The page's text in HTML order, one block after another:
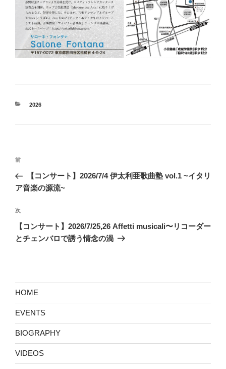
カ
2026
投
ナ
ゲ
ー
シ
前
の
投
前
【コンサート】2026/7/4 伊太利亜歌曲塾 vol.1 ~イタリ
ア音楽の源流~
次
の
投
次
【コンサート】2026/7/25,26 Affetti musicali〜リコーダー
とチェンバロで誘う情念の渦
HOME
EVENTS
BIOGRAPHY
VIDEOS